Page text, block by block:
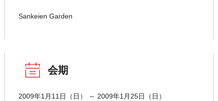
Sankeien Garden
会期
2009年1月11日（日） ～ 2009年1月25日（日）